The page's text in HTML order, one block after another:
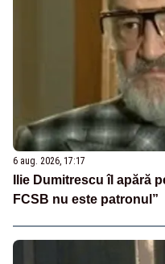
6 aug. 2026, 17:17
Ilie Dumitrescu îl apără
FCSB nu este patronul”